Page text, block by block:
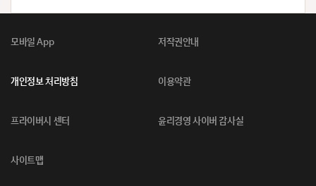
모바일 App 저작권안내
개인정보 처리방침 이용약관
프라이버시 센터 윤리경영 사이버 감사실
사이트맵